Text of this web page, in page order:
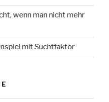
wenn man nicht mehr
mit Suchtfaktor